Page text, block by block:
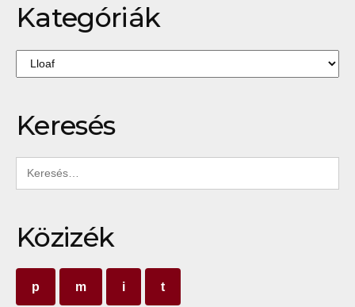
Kategóriák
Kategóriák
Keresés
Keresés:
Közizék
p m i t